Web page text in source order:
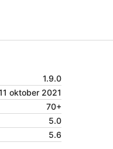
1.9.0
oktober 2021
70+
5.0
5.6